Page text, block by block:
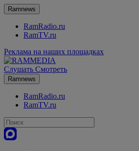
Ramnews
RamRadio.ru
RamTV.ru
Реклама на наших площадках
Слушать Смотреть
Ramnews
RamRadio.ru
RamTV.ru